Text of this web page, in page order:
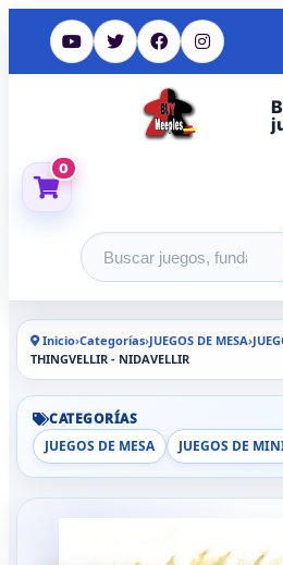
0
Buscar productos
Inicio›Categorías›JUEGOS DE MESA›
THINGVELLIR - NIDAVELLIR
CATEGORÍAS
JUEGOS DE MESA
JUEGOS DE